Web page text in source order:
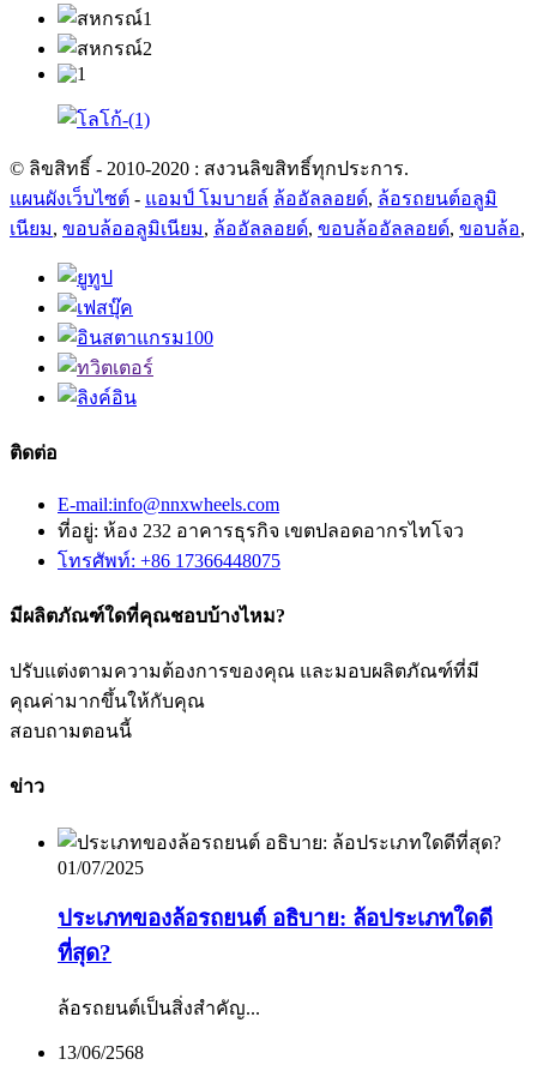
© ลิขสิทธิ์ - 2010-2020 : สงวนลิขสิทธิ์ทุกประการ.
แผนผังเว็บไซต์ - แอมป์ โมบายล์ ล้ออัลลอยด์, ล้อรถยนต์อลูมิ
เนียม, ขอบล้ออลูมิเนียม, ล้ออัลลอยด์, ขอบล้ออัลลอยด์, ขอบล้อ,
ติดต่อ
E-mail:info@nnxwheels.com
ที่อยู่: ห้อง 232 อาคารธุรกิจ เขตปลอดอากรไทโจว
โทรศัพท์: +86 17366448075
มีผลิตภัณฑ์ใดที่คุณชอบบ้างไหม?
ปรับแต่งตามความต้องการของคุณ และมอบผลิตภัณฑ์ที่มี
คุณค่ามากขึ้นให้กับคุณ
สอบถามตอนนี้
ข่าว
01/07/2025
ประเภทของล้อรถยนต์ อธิบาย: ล้อประเภทใดดี
ที่สุด?
ล้อรถยนต์เป็นสิ่งสำคัญ...
13/06/2568